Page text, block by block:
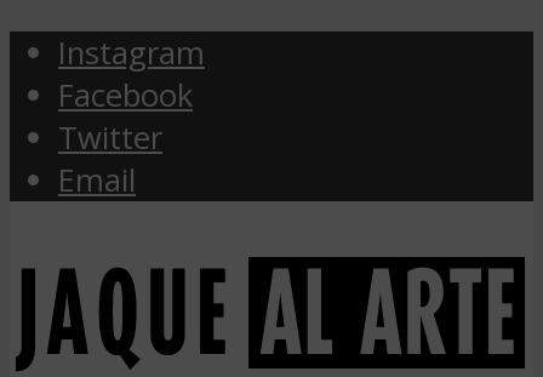
Instagram
Facebook
Twitter
Email